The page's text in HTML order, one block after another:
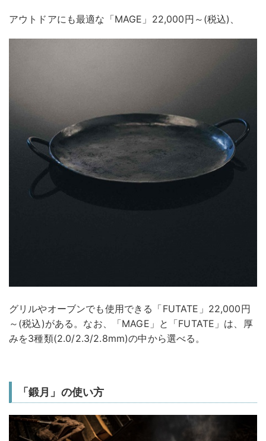
アウトドアにも最適な「MAGE」22,000円～(税込)、
グリルやオーブンでも使用できる「FUTATE」22,000円
～(税込)がある。なお、「MAGE」と「FUTATE」は、厚
みを3種類(2.0/2.3/2.8mm)の中から選べる。
「鍛月」の使い方